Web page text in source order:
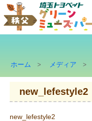
ホーム > メディア >
new_lefestyle2
new_lefestyle2